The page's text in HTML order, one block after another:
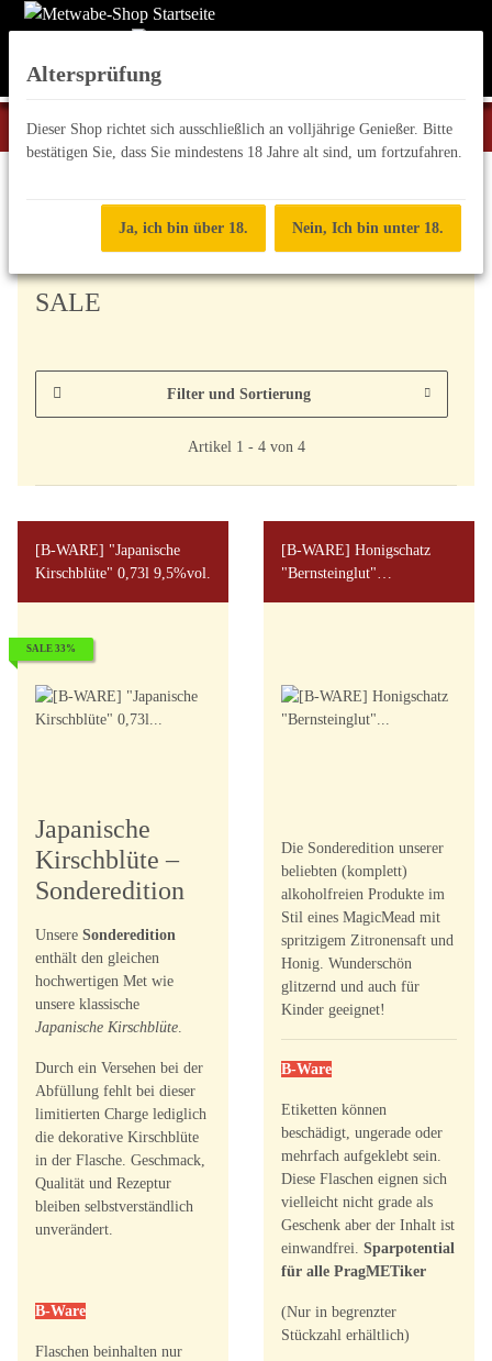
SALE
Filter und Sortierung
Artikel 1 - 4 von 4
[B-WARE] "Japanische
Kirschblüte" 0,73l 9,5%vol.
SALE 33%
Japanische
Kirschblüte –
Sonderedition
Unsere Sonderedition
enthält den gleichen
hochwertigen Met wie
unsere klassische
Japanische Kirschblüte
Durch ein Versehen bei der
Abfüllung fehlt bei dieser
limitierten Charge lediglich
die dekorative Kirschblüte
in der Flasche. Geschmack,
Qualität und Rezeptur
bleiben selbstverständlich
unverändert.
B-Ware
Flaschen beinhalten nur
[B-WARE] Honigschatz
"Bernsteinglut"
Die Sonderedition unserer
beliebten (komplett)
alkoholfreien Produkte im
Stil eines MagicMead mit
spritzigem Zitronensaft und
Honig. Wunderschön
glitzernd und auch für
Kinder geeignet!
B-Ware
Etiketten können
beschädigt, ungerade oder
mehrfach aufgeklebt sein.
Diese Flaschen eignen sich
vielleicht nicht grade als
Geschenk aber der Inhalt ist
einwandfrei. Sparpotential
für alle PragMETiker
(Nur in begrenzter
Stückzahl erhältlich)
Altersprüfung
Dieser Shop richtet sich ausschließlich an volljährige Genießer. Bitte
bestätigen Sie, dass Sie mindestens 18 Jahre alt sind, um fortzufahren.
Ja, ich bin über 18. Nein, Ich bin unter 18.